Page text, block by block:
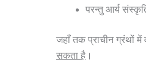
परन्तु आर्य
जहाँ तक प्राचीन ग्रंथों में
सकता है ।